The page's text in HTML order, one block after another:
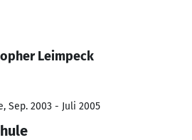
Leimpeck
Sep. 2003 - Juli 2005